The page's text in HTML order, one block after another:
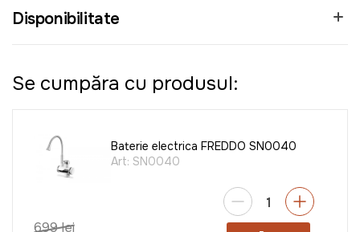
Disponibilitate
Se cumpăra cu produsul:
Baterie electrica FREDDO SN0040
Art: SN0040
699 lei